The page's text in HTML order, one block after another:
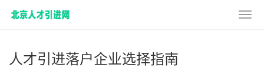
人才引进落户企业选择指南